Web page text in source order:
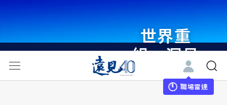
世界重
組・洞見
未來 與
世界領袖
職場雷達